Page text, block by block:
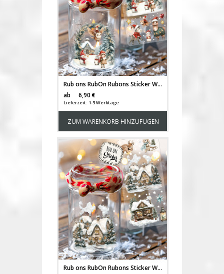
Rub ons RubOn Rubons Sticker Weihnachten Weihnachtssticker Weihnachtsmotive Weihnachtshäuschen Winterwald Elfenhaus Wichtelhaus Häuschen Tiere Wichtel Reh deer Stern Weihnachtswichtel Zwerge DIN lang rb42
ab
6,90 €
Lieferzeit: 1-3 Werktage
ZUM WARENKORB HINZUFÜGEN
Rub ons RubOn Rubons Sticker Weihnachten Weihnachtssticker Weihnachtsmotive Weihnachtshäuschen Winterwald Elfenhaus Wichtelhaus Häuschen Tiere Wichtel Reh deer Stern Weihnachtswichtel Zwerge DIN lang rb40